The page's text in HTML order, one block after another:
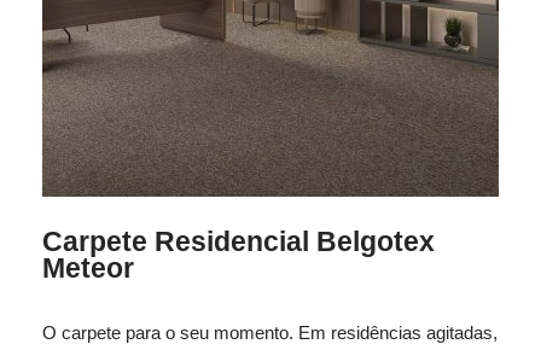
Carpete Residencial Belgotex
Meteor
O carpete para o seu momento. Em residências agitadas,